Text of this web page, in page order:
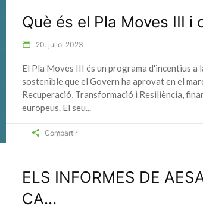
Què és el Pla Moves III i
20. juliol 2023
El Pla Moves III és un programa d'incentius
sostenible que el Govern ha aprovat en el
Recuperació, Transformació i Resiliència,
europeus. El seu
Compartir
ELS INFORMES DE
CA...